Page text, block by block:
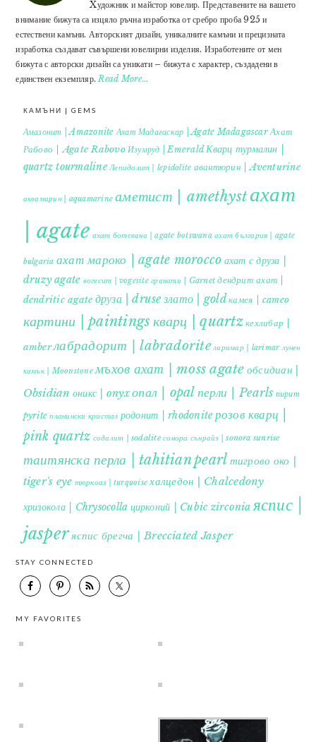
Xудожник и майстор ювелир. Представените на вашето
внимание бижута са изцяло ръчна изработка от сребро проба 925 и
естествени камъни. Авторският дизайн, уникалните камъни и прецизната
изработка създават съвършени ювелирни изделия. Изработените от мен
бижута с авторски дизайн са уникати – бижута с характер, създадени в
единствен екземпляр.Read More…
КАМЪНИ | GEMS
Амазонит | Amazonite Ахат Мадагаскар | Agate Madagascar Ахат
Рабово | Agate Rabovo Изумруд | Emerald Кварц турмалин |
quartz tourmaline Лепидолит | lepidolite авантюрин | Aventurine
аквамарин | aquamarine аметист | amethystахат
| agate ахат ботсвана | agate botswana ахат българия | agate
bulgaria ахат мароко | agate morocco ахат с друза |
druzy agate вогесит | vogesite гранати | Garnet дендрит ахат |
dendritic agate друза | druse злато | gold камея | cameo
картини | paintings кварц | quartzкехлибар |
amberлабрадорит | labradorite ларимар | larimar лунен
камък | Moonstone мъхов ахат | moss agate обсидиан |
Obsidian оникс | onyxопал | opal перли | Pearls пирит |
pyrite планински кристал родонит | rhodonite розов кварц |
pink quartz содалит | sodalite сонора сънрайз | sonora sunrise
таитянска перла | tahitian pearl тигрово око |
tiger's eye тюркоаз | turquoise халцедон | Chalcedony
хризокола | Chrysocolla цирконий | Cubic zirconia яспис |
jasperяспис брегча | Brecciated Jasper
STAY CONNECTED
MY FAVORITES